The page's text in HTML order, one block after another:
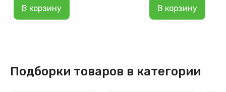
В корзину В корзину
Подборки товаров в категории